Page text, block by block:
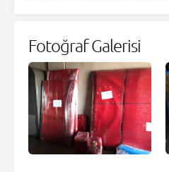
Fotoğraf Galerisi